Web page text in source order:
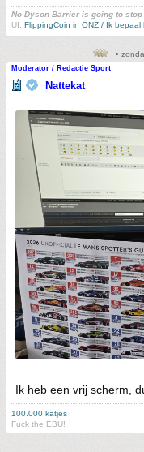
No Dyson Barrier is going to stop
UI: FlippingCoin in ONZ / Ik bepaal
•
Moderator / Redactie Sport
Nattekat
Ik heb een vrij scherm,
100.000 katjes
Fuck the EBU!